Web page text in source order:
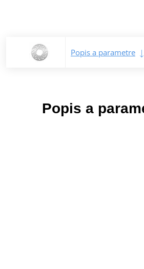
Popis a parametre
Popis a